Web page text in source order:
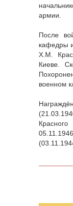
армии.
После
кафедры
Х.М.
Киеве.
военном